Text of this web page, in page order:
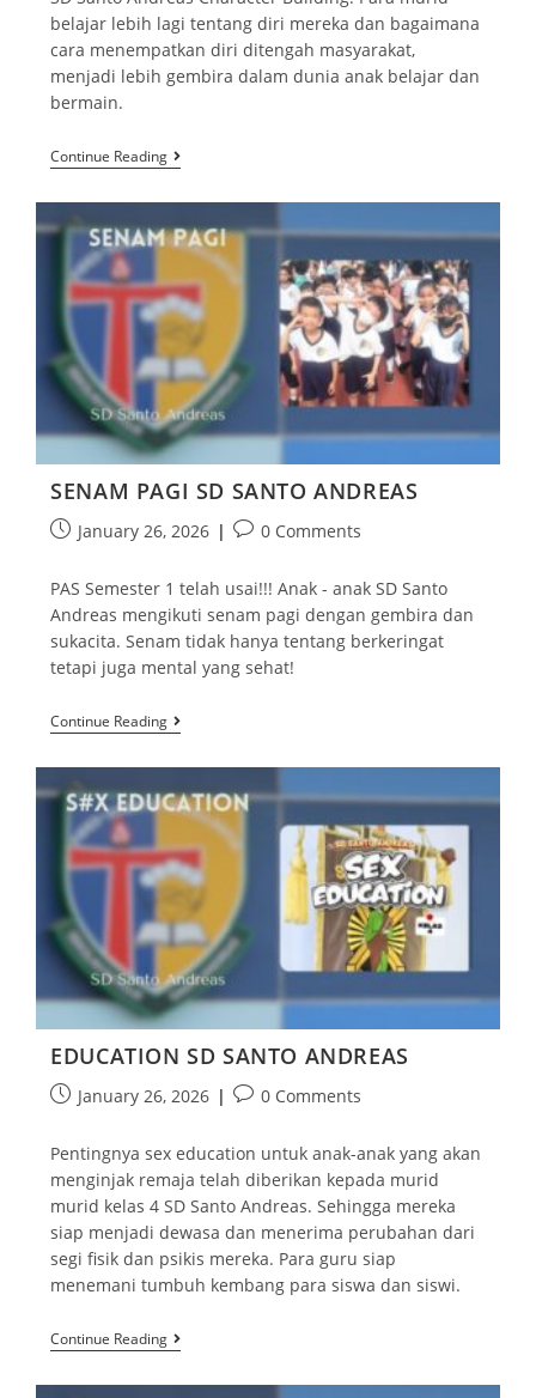
belajar lebih lagi tentang diri mereka dan bagaimana
cara menempatkan diri ditengah masyarakat,
menjadi lebih gembira dalam dunia anak belajar dan
bermain.
Continue Reading
SENAM PAGI SD SANTO ANDREAS
January 26, 2026 0 Comments
PAS Semester 1 telah usai!!! Anak - anak SD Santo
Andreas mengikuti senam pagi dengan gembira dan
sukacita. Senam tidak hanya tentang berkeringat
tetapi juga mental yang sehat!
Continue Reading
EDUCATION SD SANTO ANDREAS
January 26, 2026 0 Comments
Pentingnya sex education untuk anak-anak yang akan
menginjak remaja telah diberikan kepada murid
murid kelas 4 SD Santo Andreas. Sehingga mereka
siap menjadi dewasa dan menerima perubahan dari
segi fisik dan psikis mereka. Para guru siap
menemani tumbuh kembang para siswa dan siswi.
Continue Reading